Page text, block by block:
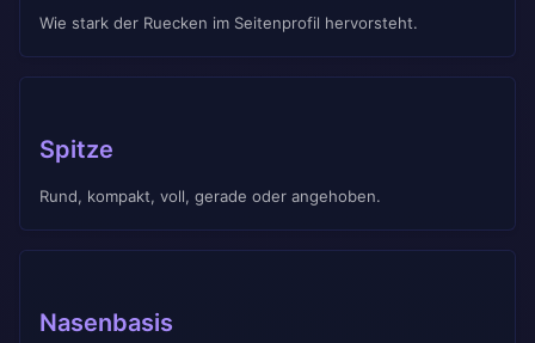
Wie stark der Ruecken im Seitenprofil hervorsteht.
Spitze
Rund, kompakt, voll, gerade oder angehoben.
Nasenbasis